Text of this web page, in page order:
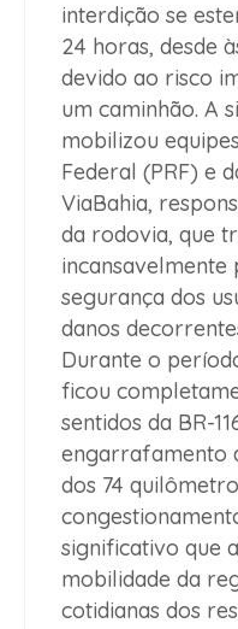
interdição se
24 horas, desde
devido ao risco
um caminhão. A
mobilizou
Federal (PRF) e
ViaBahia,
da rodovia, que
segurança dos
danos
Durante o
ficou
sentidos da BR-
engarrafamento
dos 74
significativo que
mobilidade da
cotidianas dos